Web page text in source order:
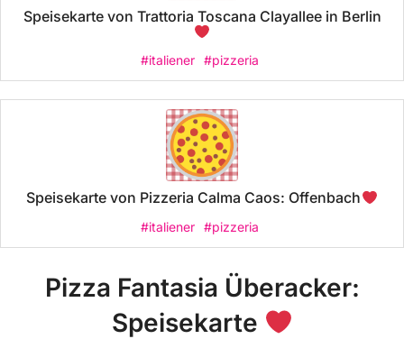
Speisekarte von Trattoria Toscana Clayallee in Berlin
#italiener #pizzeria
Speisekarte von Pizzeria Calma Caos: Offenbach
#italiener #pizzeria
Pizza Fantasia Überacker:
Speisekarte